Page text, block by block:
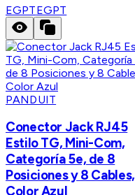
EGPTEGPT
PANDUIT
Conector Jack RJ45
Estilo TG, Mini-Com,
Categoría 5e, de 8
Posiciones y 8 Cables,
Color Azul